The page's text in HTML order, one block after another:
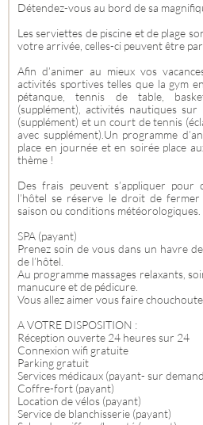
Détendez-vous au bord de sa
Les serviettes de piscine et de plage
votre arrivée, celles-ci peuvent être par
Afin d’animer au mieux vos
activités sportives telles que la gym
pétanque, tennis de table,
(supplément), activités nautiques sur
(supplément) et un court de tennis
avec supplément).Un programme
place en journée et en soirée place
thème !
Des frais peuvent s’appliquer pour
l’hôtel se réserve le droit de fermer
saison ou conditions météorologiques.
SPA (payant)
Prenez soin de vous dans un havre
de l’hôtel.
Au programme massages relaxants,
manucure et de pédicure.
Vous allez aimer vous faire
A VOTRE DISPOSITION :
Réception ouverte 24 heures sur 24
Connexion wifi gratuite
Parking gratuit
Services médicaux (payant- sur
Coffre-fort (payant)
Location de vélos (payant)
Service de blanchisserie (payant)